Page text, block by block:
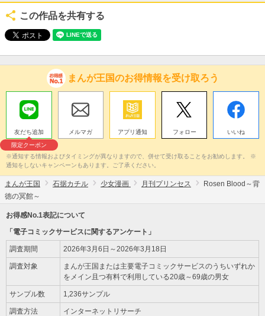
この作品を共有する
まんが王国のお得情報を受け取ろう
友だち追加
限定クーポン
メルマガ アプリ通知 フォロー いいね
※通知する情報およびタイミングが異なりますので、併せて受け取ることをお勧めします。 ※
通知をしないキャンペーンもあります。ご了承ください。
まんが王国 石据カチル 少女漫画 月刊プリンセス
Rosen Blood～背
徳の冥館～
お得感No.1表記について
「電子コミックサービスに関するアンケート」
調査期間 2026年3月6日～2026年3月18日
調査対象
まんが王国または主要電子コミックサービスのうちいずれか
をメイン且つ有料で利用している20歳～69歳の男女
サンプル数 1,236サンプル
調査方法 インターネットリサーチ